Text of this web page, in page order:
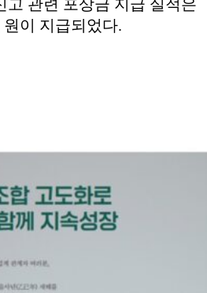
고 관련 포상금 지급 실적은
원이 지급되었다.